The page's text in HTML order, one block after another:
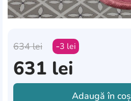
634lei 3 lei
631 lei
Adaugă în coș